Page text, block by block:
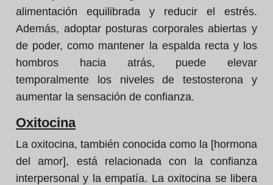
alimentación equilibrada y reducir el estrés.
Además, adoptar posturas corporales abiertas y
de poder, como mantener la espalda recta y los
hombros hacia atrás, puede elevar
temporalmente los niveles de testosterona y
aumentar la sensación de confianza.
Oxitocina
La oxitocina, también conocida como la [hormona
del amor], está relacionada con la confianza
interpersonal y la empatía. La oxitocina se libera